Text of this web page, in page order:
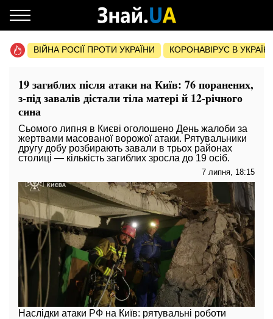
ВІЙНА РОСІЇ ПРОТИ УКРАЇНИ КОРОНАВІРУС В УКРАЇНІ
19 загиблих після атаки на Київ: 76 поранених,
з-під завалів дістали тіла матері й 12-річного
сина
Сьомого липня в Києві оголошено День жалоби за
жертвами масованої ворожої атаки. Рятувальники
другу добу розбирають завали в трьох районах
столиці — кількість загиблих зросла до 19 осіб.
7 липня, 18:15
Наслідки атаки РФ на Київ: рятувальні роботи